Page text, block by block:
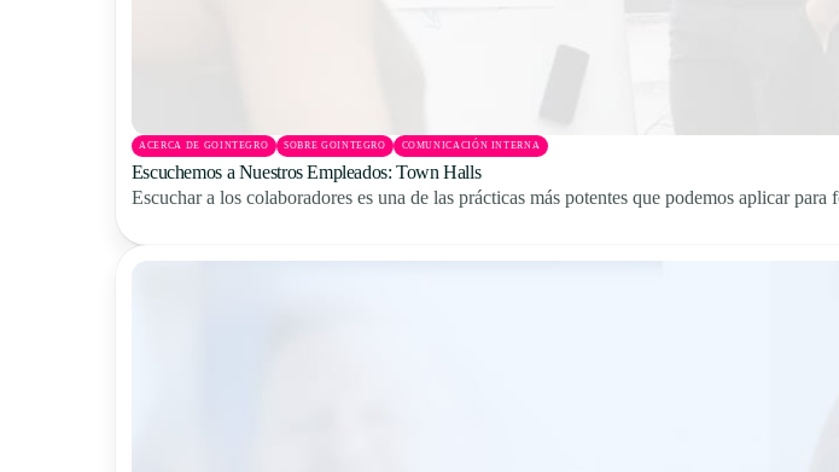
ACERCA DE GOINTEGRO SOBRE GOINTEGRO COMUNICACIÓN INTERNA
Escuchemos a Nuestros Empleados: Town Halls
Escuchar a los colaboradores es una de las prácticas más potentes que podemos aplicar